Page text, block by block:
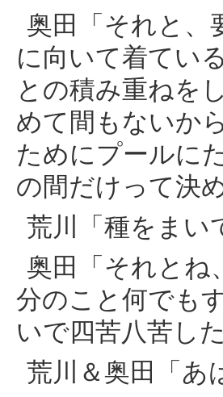
奥田「それと、
に向いて着てい
との積み重ねを
めて間もないか
ためにプールに
の間だけって決
荒川「種をまい
奥田「それとね
分のこと何でも
いで四苦八苦し
荒川＆奥田「あ